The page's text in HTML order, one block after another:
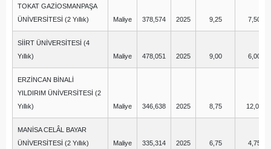
TOKAT GAZİOSMANPAŞA
ÜNİVERSİTESİ (2 Yıllık)
Maliye 378,574 2025 9,25 7,50
SİİRT ÜNİVERSİTESİ (4
Yıllık)
Maliye 478,051 2025 9,00 6,00
ERZİNCAN BİNALİ
YILDIRIM ÜNİVERSİTESİ (2
Yıllık)
Maliye 346,638 2025 8,75 12,00
MANİSA CELÂL BAYAR
ÜNİVERSİTESİ (2 Yıllık)
Maliye 335,314 2025 6,75 4,75